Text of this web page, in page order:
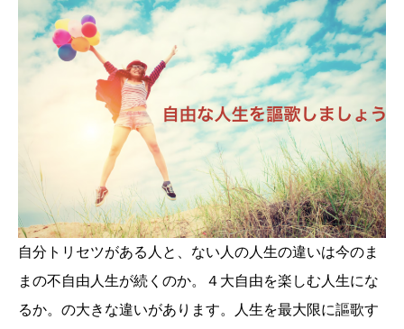
自分トリセツがある人と、ない人の人生の違いは今のま
まの不自由人生が続くのか。４大自由を楽しむ人生にな
るか。の大きな違いがあります。人生を最大限に謳歌す